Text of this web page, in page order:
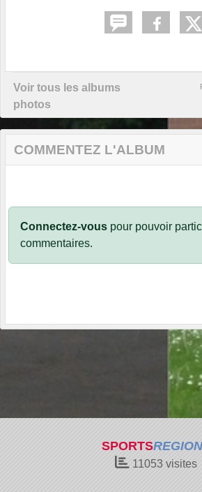
Voir tous les albums
photos
COMMENTEZ L'ALBUM
Connectez-vous pour pouvoir
commentaires.
SPORTS
11053 visites